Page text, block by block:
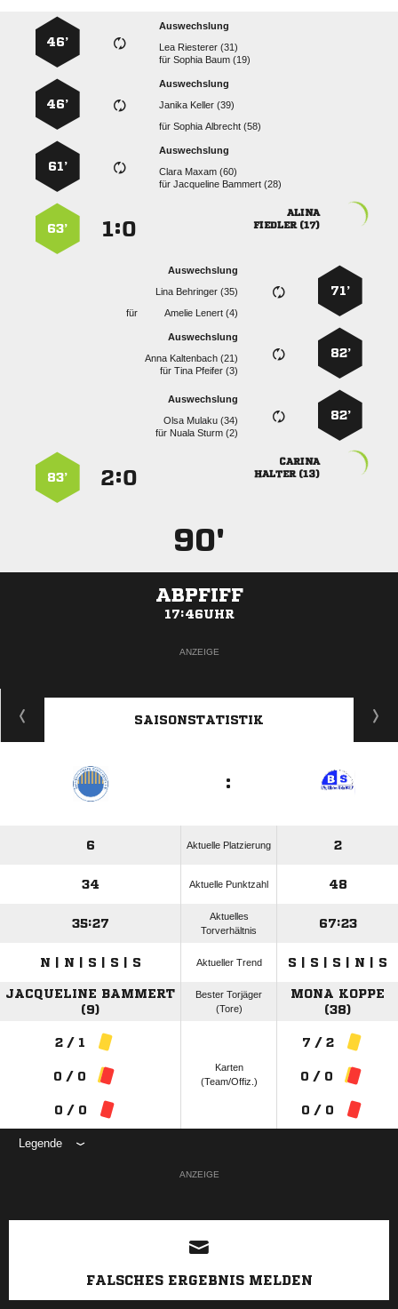
Auswechslung
  
für  
46’
Auswechslung
  
für  
46’
Auswechslung
  
für  
61’

 
:
63’
71’
Auswechslung
  
für
  
82’
Auswechslung
  
für  
82’
Auswechslung
  
für   

 
:
83’
90'
ABPFIFF
17:46UHR
ANZEIGE
SAISONSTATISTIK
:
6 Aktuelle Platzierung 2
34 Aktuelle Punktzahl 48
35:27
Aktuelles
Torverhältnis
67:23
N | N | S | S | S Aktueller Trend S | S | S | N | S
JACQUELINE BAMMERT
(9)
Bester Torjäger
(Tore)
MONA KOPPE
(38)
2 / 1
0 / 0
0 / 0
Karten
(Team/Offiz.)
7 / 2
0 / 0
0 / 0
Legende
ANZEIGE
FALSCHES ERGEBNIS MELDEN